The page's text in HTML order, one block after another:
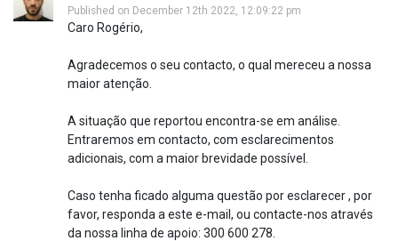
Published on December 12th 2022, 12:09:22 pm
Caro Rogério,
Agradecemos o seu contacto, o qual mereceu a nossa
maior atenção.
A situação que reportou encontra-se em análise.
Entraremos em contacto, com esclarecimentos
adicionais, com a maior brevidade possível.
Caso tenha ficado alguma questão por esclarecer , por
favor, responda a este e-mail, ou contacte-nos através
da nossa linha de apoio: 300 600 278.